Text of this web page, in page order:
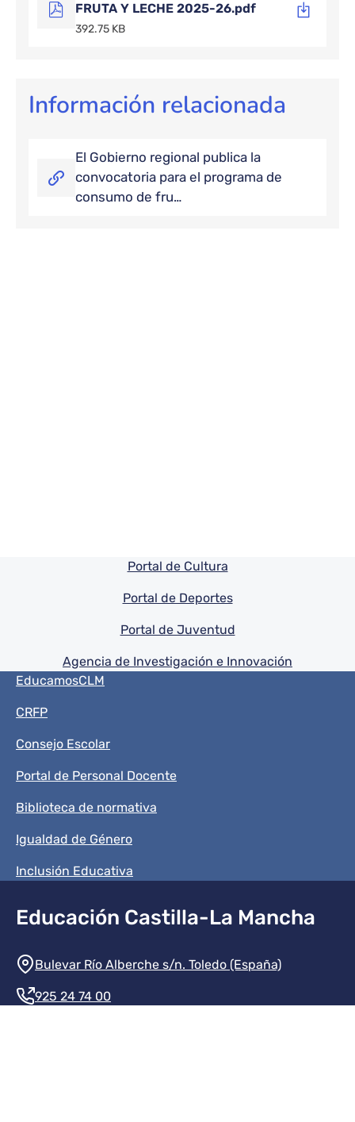
FRUTA Y LECHE 2025-26.pdf
392.75 KB
Información relacionada
El Gobierno regional publica la
convocatoria para el programa de
consumo de fru…
Pie de pagina información
Portal de Cultura
Portal de Deportes
Portal de Juventud
Agencia de Investigación e Innovación
Menú del pie
EducamosCLM
CRFP
Consejo Escolar
Portal de Personal Docente
Biblioteca de normativa
Igualdad de Género
Inclusión Educativa
Educación Castilla-La Mancha
Información de la institución
Bulevar Río Alberche s/n. Toledo (España)
925 24 74 00